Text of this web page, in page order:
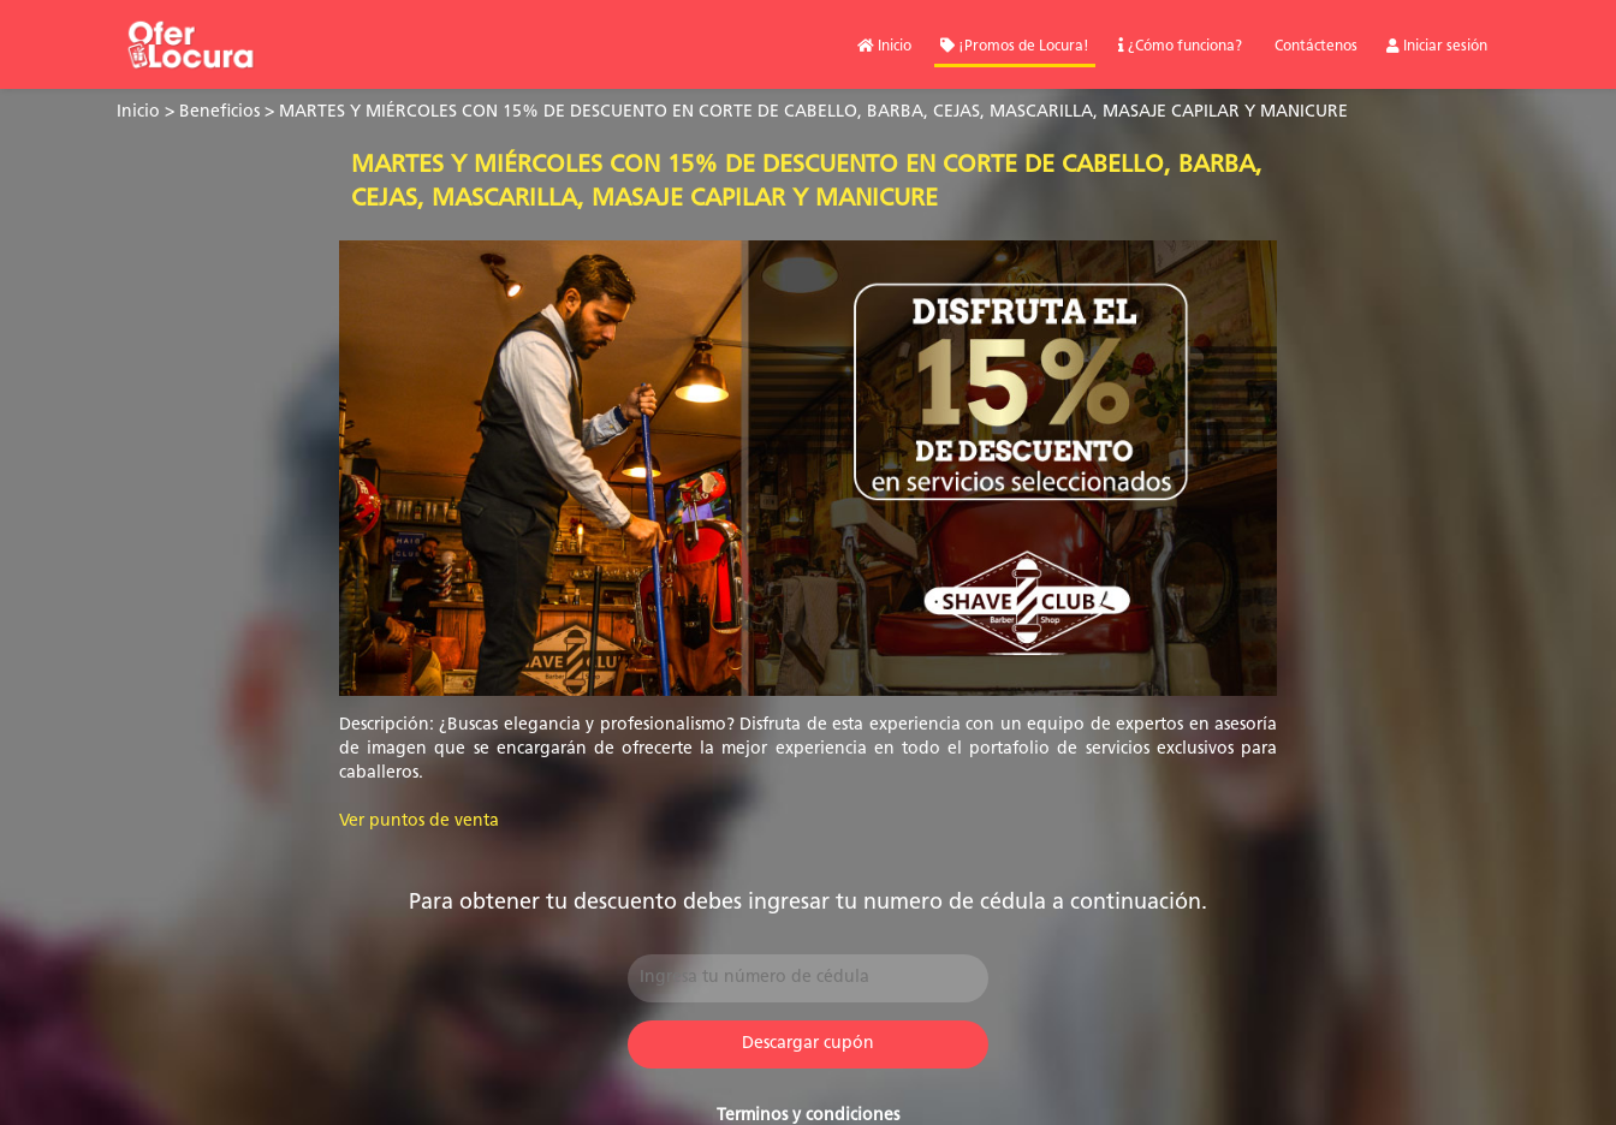
Inicio ¡Promos de Locura! ¿Cómo funciona? Contáctenos Iniciar sesión
Inicio > Beneficios > MARTES Y MIÉRCOLES CON 15% DE DESCUENTO EN CORTE DE CABELLO, BARBA, CEJAS, MASCARILLA, MASAJE CAPILAR Y MANICURE
MARTES Y MIÉRCOLES CON 15% DE DESCUENTO EN CORTE DE CABELLO, BARBA,
CEJAS, MASCARILLA, MASAJE CAPILAR Y MANICURE
Descripción: ¿Buscas elegancia y profesionalismo? Disfruta de esta experiencia con un equipo de expertos en asesoría
de imagen que se encargarán de ofrecerte la mejor experiencia en todo el portafolio de servicios exclusivos para
caballeros.
Ver puntos de venta
Para obtener tu descuento debes ingresar tu numero de cédula a continuación.
Terminos y condiciones